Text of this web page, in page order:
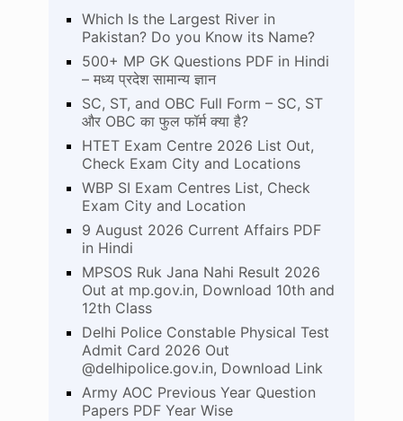
Which Is the Largest River in
Pakistan? Do you Know its Name?
500+ MP GK Questions PDF in Hindi
– मध्य प्रदेश सामान्य ज्ञान
SC, ST, and OBC Full Form – SC, ST
और OBC का फुल फॉर्म क्या है?
HTET Exam Centre 2026 List Out,
Check Exam City and Locations
WBP SI Exam Centres List, Check
Exam City and Location
9 August 2026 Current Affairs PDF
in Hindi
MPSOS Ruk Jana Nahi Result 2026
Out at mp.gov.in, Download 10th and
12th Class
Delhi Police Constable Physical Test
Admit Card 2026 Out
@delhipolice.gov.in, Download Link
Army AOC Previous Year Question
Papers PDF Year Wise